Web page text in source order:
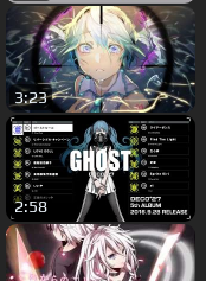
3:23
2:58